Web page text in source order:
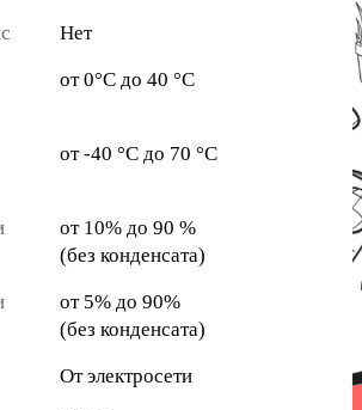
Нет
от 0°C до 40 °C
от -40 °C до 70 °C
от 10% до 90 %
(без конденсата)
от 5% до 90%
(без конденсата)
От электросети